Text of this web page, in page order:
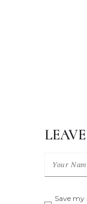
Save